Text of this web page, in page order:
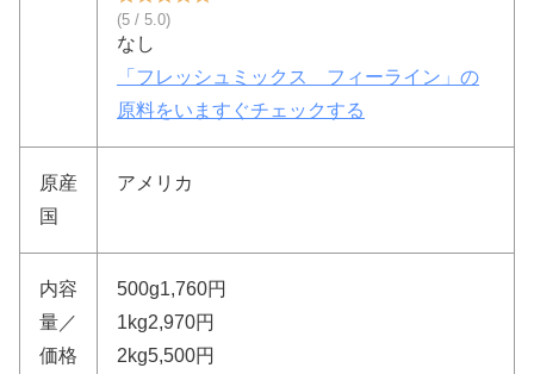
(5 / 5.0)
なし
「フレッシュミックス フィーライン」の
原料をいますぐチェックする
原産
国
アメリカ
内容
量／
価格
500g1,760円
1kg2,970円
2kg5,500円